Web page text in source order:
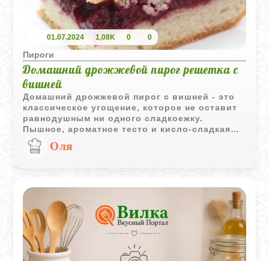
01.07.2024 1,08K 0 0
Пироги
Домашний дрожжевой пирог решетка с
вишней
Домашний дрожжевой пирог с вишней - это
классическое угощение, которое не оставит
равнодушным ни одного сладкоежку.
Пышное, ароматное тесто и кисло-сладкая
начинка из вишен создают идеальное
сочетание вкусов. Приготовление такого
стоит затраченных усилий. Попробуйте
домашняя выпечка намного вкуснее любой
покупной.
Оля